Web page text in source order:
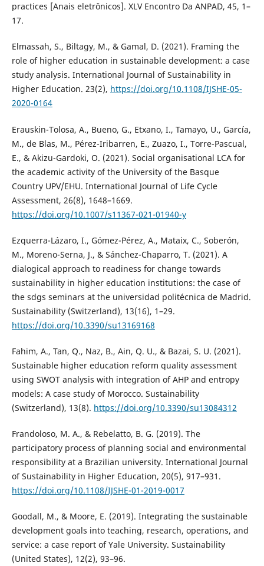
practices [Anais eletrônicos]. XLV Encontro Da ANPAD, 45, 1–
17.
Elmassah, S., Biltagy, M., & Gamal, D. (2021). Framing the
role of higher education in sustainable development: a case
study analysis. International Journal of Sustainability in
Higher Education. 23(2), https://doi.org/10.1108/IJSHE-05-
2020-0164
Erauskin-Tolosa, A., Bueno, G., Etxano, I., Tamayo, U., García,
M., de Blas, M., Pérez-Iribarren, E., Zuazo, I., Torre-Pascual,
E., & Akizu-Gardoki, O. (2021). Social organisational LCA for
the academic activity of the University of the Basque
Country UPV/EHU. International Journal of Life Cycle
Assessment, 26(8), 1648–1669.
https://doi.org/10.1007/s11367-021-01940-y
Ezquerra-Lázaro, I., Gómez-Pérez, A., Mataix, C., Soberón,
M., Moreno-Serna, J., & Sánchez-Chaparro, T. (2021). A
dialogical approach to readiness for change towards
sustainability in higher education institutions: the case of
the sdgs seminars at the universidad politécnica de Madrid.
Sustainability (Switzerland), 13(16), 1–29.
https://doi.org/10.3390/su13169168
Fahim, A., Tan, Q., Naz, B., Ain, Q. U., & Bazai, S. U. (2021).
Sustainable higher education reform quality assessment
using SWOT analysis with integration of AHP and entropy
models: A case study of Morocco. Sustainability
(Switzerland), 13(8). https://doi.org/10.3390/su13084312
Frandoloso, M. A., & Rebelatto, B. G. (2019). The
participatory process of planning social and environmental
responsibility at a Brazilian university. International Journal
of Sustainability in Higher Education, 20(5), 917–931.
https://doi.org/10.1108/IJSHE-01-2019-0017
Goodall, M., & Moore, E. (2019). Integrating the sustainable
development goals into teaching, research, operations, and
service: a case report of Yale University. Sustainability
(United States), 12(2), 93–96.